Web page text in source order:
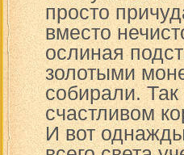
просто
вместо
ослиная
золотыми
собирали.
счастливом
И вот